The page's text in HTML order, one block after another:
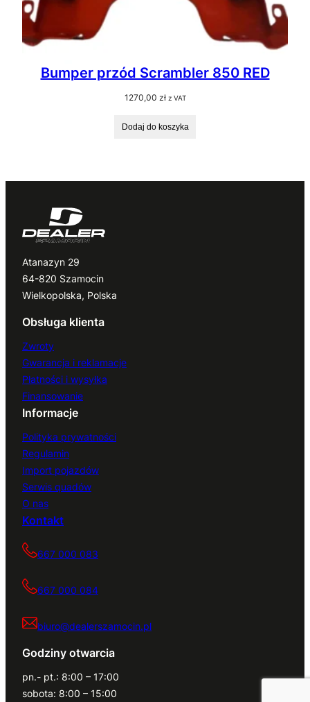
Bumper przód Scrambler 850 RED
1270,00 zł z VAT
Dodaj do koszyka
Atanazyn 29
64-820 Szamocin
Wielkopolska, Polska
Obsługa klienta
Zwroty
Gwarancja i reklamacje
Płatności i wysyłka
Finansowanie
Informacje
Polityka prywatności
Regulamin
Import pojazdów
Serwis quadów
O nas
Kontakt
667 000 083
667 000 084
biuro@dealerszamocin.pl
Godziny otwarcia
pn.- pt.: 8:00 – 17:00
sobota: 8:00 – 15:00